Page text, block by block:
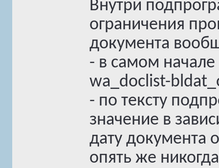
Внутри
ограничения
документа
- в самом
wa_doclist-
- по тексту
значение в
дату документа
опять же